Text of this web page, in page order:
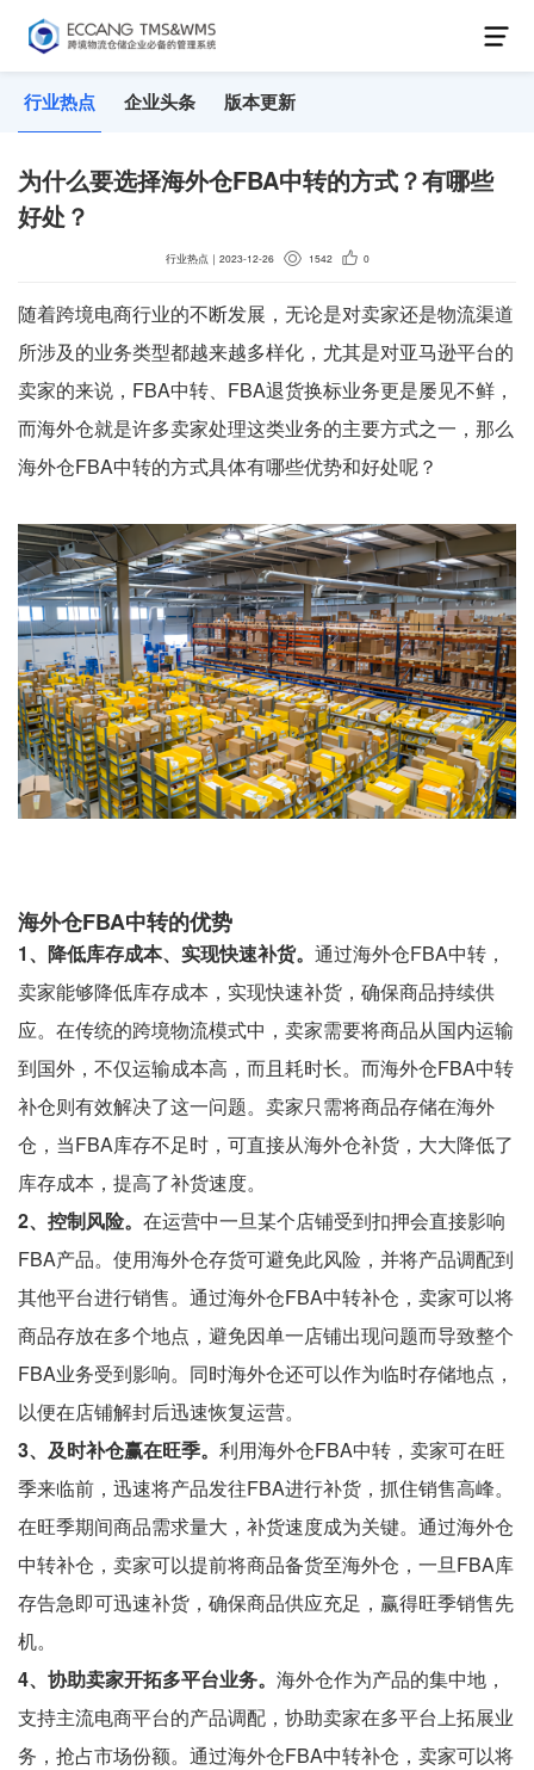
行业热点 企业头条 版本更新
为什么要选择海外仓FBA中转的方式？有哪些
好处？
行业热点 ｜ 2023-12-26 1542 0
随着跨境电商行业的不断发展，无论是对卖家还是物流渠道
所涉及的业务类型都越来越多样化，尤其是对亚马逊平台的
卖家的来说，FBA中转、FBA退货换标业务更是屡见不鲜，
而海外仓就是许多卖家处理这类业务的主要方式之一，那么
海外仓FBA中转的方式具体有哪些优势和好处呢？
海外仓FBA中转的优势
1、降低库存成本、实现快速补货。 通过海外仓FBA中转，
卖家能够降低库存成本，实现快速补货，确保商品持续供
应。在传统的跨境物流模式中，卖家需要将商品从国内运输
到国外，不仅运输成本高，而且耗时长。而海外仓FBA中转
补仓则有效解决了这一问题。卖家只需将商品存储在海外
仓，当FBA库存不足时，可直接从海外仓补货，大大降低了
库存成本，提高了补货速度。
2、控制风险。 在运营中一旦某个店铺受到扣押会直接影响
FBA产品。使用海外仓存货可避免此风险，并将产品调配到
其他平台进行销售。通过海外仓FBA中转补仓，卖家可以将
商品存放在多个地点，避免因单一店铺出现问题而导致整个
FBA业务受到影响。同时海外仓还可以作为临时存储地点，
以便在店铺解封后迅速恢复运营。
3、及时补仓赢在旺季。 利用海外仓FBA中转，卖家可在旺
季来临前，迅速将产品发往FBA进行补货，抓住销售高峰。
在旺季期间商品需求量大，补货速度成为关键。通过海外仓
中转补仓，卖家可以提前将商品备货至海外仓，一旦FBA库
存告急即可迅速补货，确保商品供应充足，赢得旺季销售先
机。
4、协助卖家开拓多平台业务。 海外仓作为产品的集中地，
支持主流电商平台的产品调配，协助卖家在多平台上拓展业
务，抢占市场份额。通过海外仓FBA中转补仓，卖家可以将